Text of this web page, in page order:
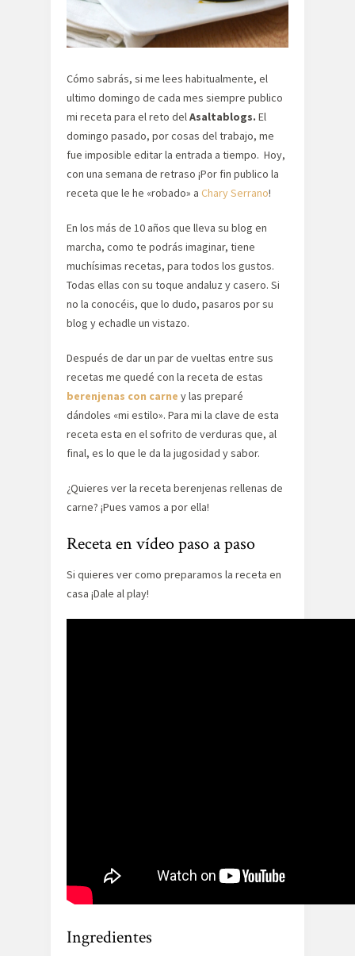
Cómo sabrás, si me lees habitualmente, el
ultimo domingo de cada mes siempre publico
mi receta para el reto delAsaltablogs. El
domingo pasado, por cosas del trabajo, me
fue imposible editar la entrada a tiempo. Hoy,
con una semana de retraso ¡Por fin publico la
receta que le he «robado» a Chary Serrano!
En los más de 10 años que lleva su blog en
marcha, como te podrás imaginar, tiene
muchísimas recetas, para todos los gustos.
Todas ellas con su toque andaluz y casero. Si
no la conocéis, que lo dudo, pasaros por su
blog y echadle un vistazo.
Después de dar un par de vueltas entre sus
recetas me quedé con la receta de estas
berenjenas con carne y las preparé
dándoles «mi estilo». Para mi la clave de esta
receta esta en el sofrito de verduras que, al
final, es lo que le da la jugosidad y sabor.
¿Quieres ver la receta berenjenas rellenas de
carne? ¡Pues vamos a por ella!
Receta en vídeo paso a paso
Si quieres ver como preparamos la receta en
casa ¡Dale al play!
Ingredientes